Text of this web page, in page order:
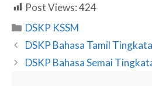
Post Views:424
Categories
DSKP KSSM
DSKP Bahasa Tamil
DSKP Bahasa Semai